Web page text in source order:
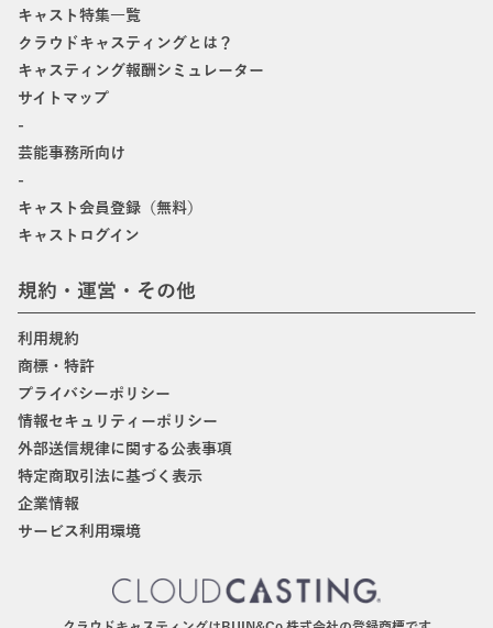
キャスト特集一覧
クラウドキャスティングとは？
キャスティング報酬シミュレーター
サイトマップ
-
芸能事務所向け
-
キャスト会員登録（無料）
キャストログイン
規約・運営・その他
利用規約
商標・特許
プライバシーポリシー
情報セキュリティーポリシー
外部送信規律に関する公表事項
特定商取引法に基づく表示
企業情報
サービス利用環境